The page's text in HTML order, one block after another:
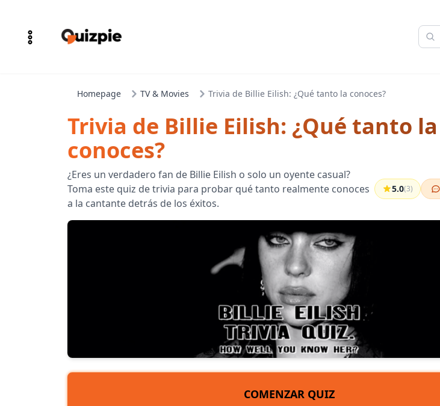
Homepage TV & Movies Trivia de Billie Eilish: ¿Qué tanto la conoces?
Trivia de Billie Eilish: ¿Qué tanto la
conoces?
¿Eres un verdadero fan de Billie Eilish o solo un oyente casual?
Toma este quiz de trivia para probar qué tanto realmente conoces
a la cantante detrás de los éxitos.
5.0(3)
COMENZAR QUIZ